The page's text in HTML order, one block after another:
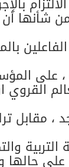
من
، على
مقابل
حالها